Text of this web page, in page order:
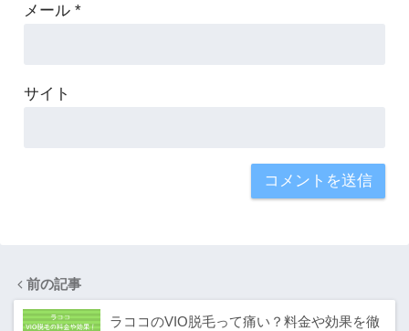
メール *
サイト
前の記事
ラココのVIO脱毛って痛い？料金や効果を徹